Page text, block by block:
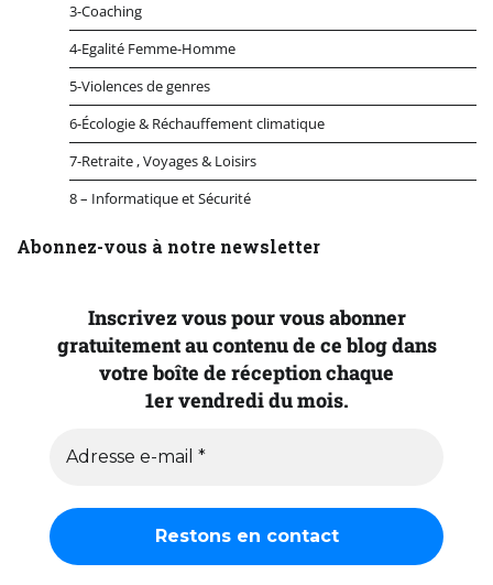
3-Coaching
4-Egalité Femme-Homme
5-Violences de genres
6-Écologie & Réchauffement climatique
7-Retraite , Voyages & Loisirs
8 – Informatique et Sécurité
Abonnez-vous à notre newsletter
Inscrivez vous pour vous abonner
gratuitement au contenu de ce blog dans
votre boîte de réception chaque
1er vendredi du mois.